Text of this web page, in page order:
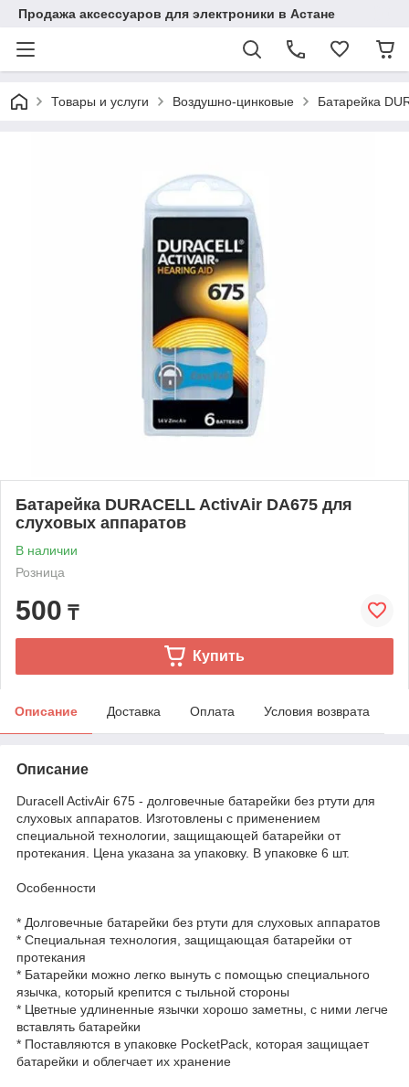
Продажа аксессуаров для электроники в Астане
Товары и услуги Воздушно-цинковые Батарейка
Батарейка DURACELL ActivAir DA675 для
слуховых аппаратов
В наличии
Розница
500 ₸
Купить
Описание Доставка Оплата Условия возврата
Описание
Duracell ActivAir 675 - долговечные батарейки без ртути для
слуховых аппаратов. Изготовлены с применением
специальной технологии, защищающей батарейки от
протекания. Цена указана за упаковку. В упаковке 6 шт.
Особенности
* Долговечные батарейки без ртути для слуховых аппаратов
* Специальная технология, защищающая батарейки от
протекания
* Батарейки можно легко вынуть с помощью специального
язычка, который крепится с тыльной стороны
* Цветные удлиненные язычки хорошо заметны, с ними легче
вставлять батарейки
* Поставляются в упаковке PocketPack, которая защищает
батарейки и облегчает их хранение